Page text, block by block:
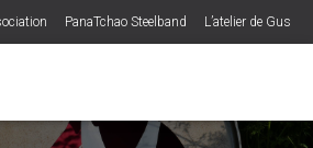
PanaTchao Steelband L’atelier de Gus